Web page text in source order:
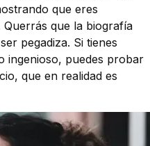
que eres
que la biografía
pegadiza. Si tienes
ingenioso, puedes probar
que en realidad es